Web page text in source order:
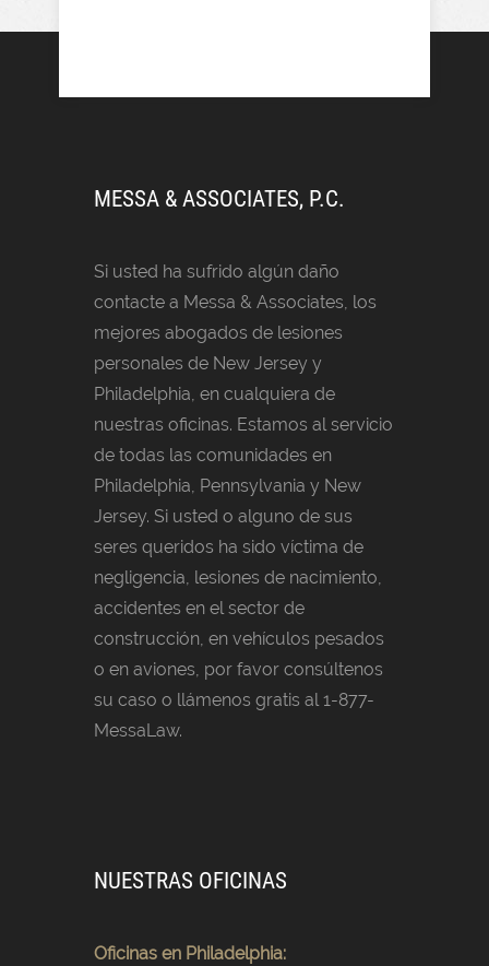
MESSA & ASSOCIATES, P.C.
Si usted ha sufrido algún daño
contacte a Messa & Associates, los
mejores abogados de lesiones
personales de New Jersey y
Philadelphia, en cualquiera de
nuestras oficinas. Estamos al servicio
de todas las comunidades en
Philadelphia, Pennsylvania y New
Jersey. Si usted o alguno de sus
seres queridos ha sido víctima de
negligencia, lesiones de nacimiento,
accidentes en el sector de
construcción, en vehículos pesados
o en aviones, por favor consúltenos
su caso o llámenos gratis al 1-877-
MessaLaw.
NUESTRAS OFICINAS
Oficinas en Philadelphia: